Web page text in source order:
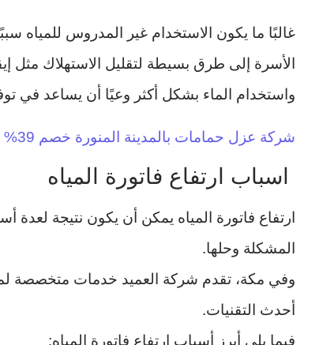
غالبًا ما يكون الاستخدام غير المدروس للمياه
الأسرة إلى طرق بسيطة لتقليل الاستهلاك مثل
واستخدام الماء بشكل أكثر وعيًا أن يساعد في
شركة عزل حمامات بالمدينة المنورة خصم 39%
اسباب ارتفاع فاتورة المياه
ارتفاع فاتورة المياه يمكن أن يكون نتيجة لعدة
المشكلة وحلها.
وفي مكة، تقدم شركة العميد خدمات متخصصة
أحدث التقنيات.
فيما يلي أبرز أسباب ارتفاع فاتورة المياه: